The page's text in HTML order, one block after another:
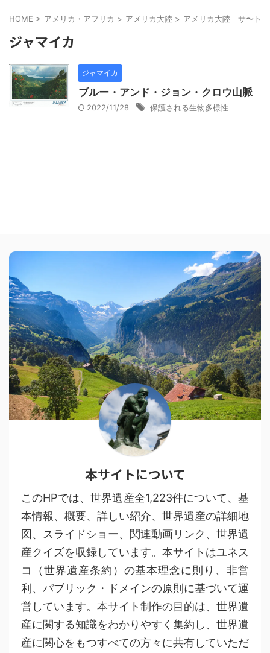
HOME > アメリカ・アフリカ > アメリカ大陸 > アメリカ大陸 サ〜ト
ジャマイカ
ジャマイカ
ブルー・アンド・ジョン・クロウ山脈
2022/11/28 保護される生物多様性
本サイトについて
このHPでは、世界遺産全1,223件について、基
本情報、概要、詳しい紹介、世界遺産の詳細地
図、スライドショー、関連動画リンク、世界遺
産クイズを収録しています。本サイトはユネス
コ（世界遺産条約）の基本理念に則り、非営
利、パブリック・ドメインの原則に基づいて運
営しています。本サイト制作の目的は、世界遺
産に関する知識をわかりやすく集約し、世界遺
産に関心をもつすべての方々に共有していただ